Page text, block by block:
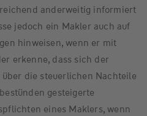
anderweitig informiert
jedoch ein Makler auch auf
hinweisen, wenn er mit
erkenne, dass sich der
die steuerlichen Nachteile
gesteigerte
eines Maklers, wenn